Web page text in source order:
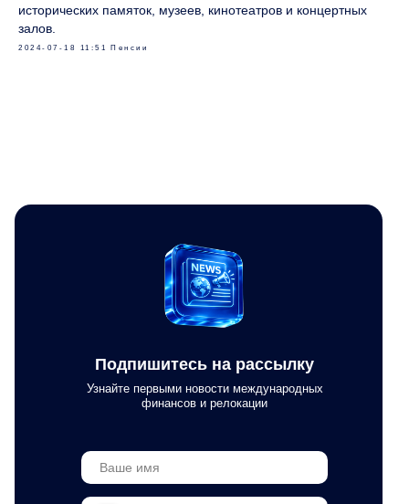
исторических памяток, музеев, кинотеатров и концертных
залов.
2024-07-18 11:51 Пенсии
Подпишитесь на рассылку
Узнайте первыми новости международных
финансов и релокации